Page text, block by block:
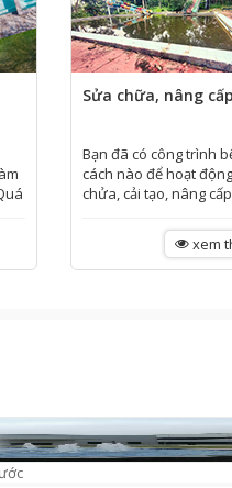
Sửa chữa, nâng
Bạn đã có công trình
cách nào để hoạt
chửa, cải tạo, nâng
xem